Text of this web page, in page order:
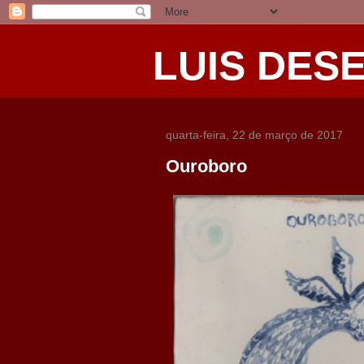
LUIS
quarta-feira, 22 de março de 2017
Ouroboro